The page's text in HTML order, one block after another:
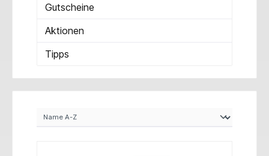
Gutscheine
Aktionen
Tipps